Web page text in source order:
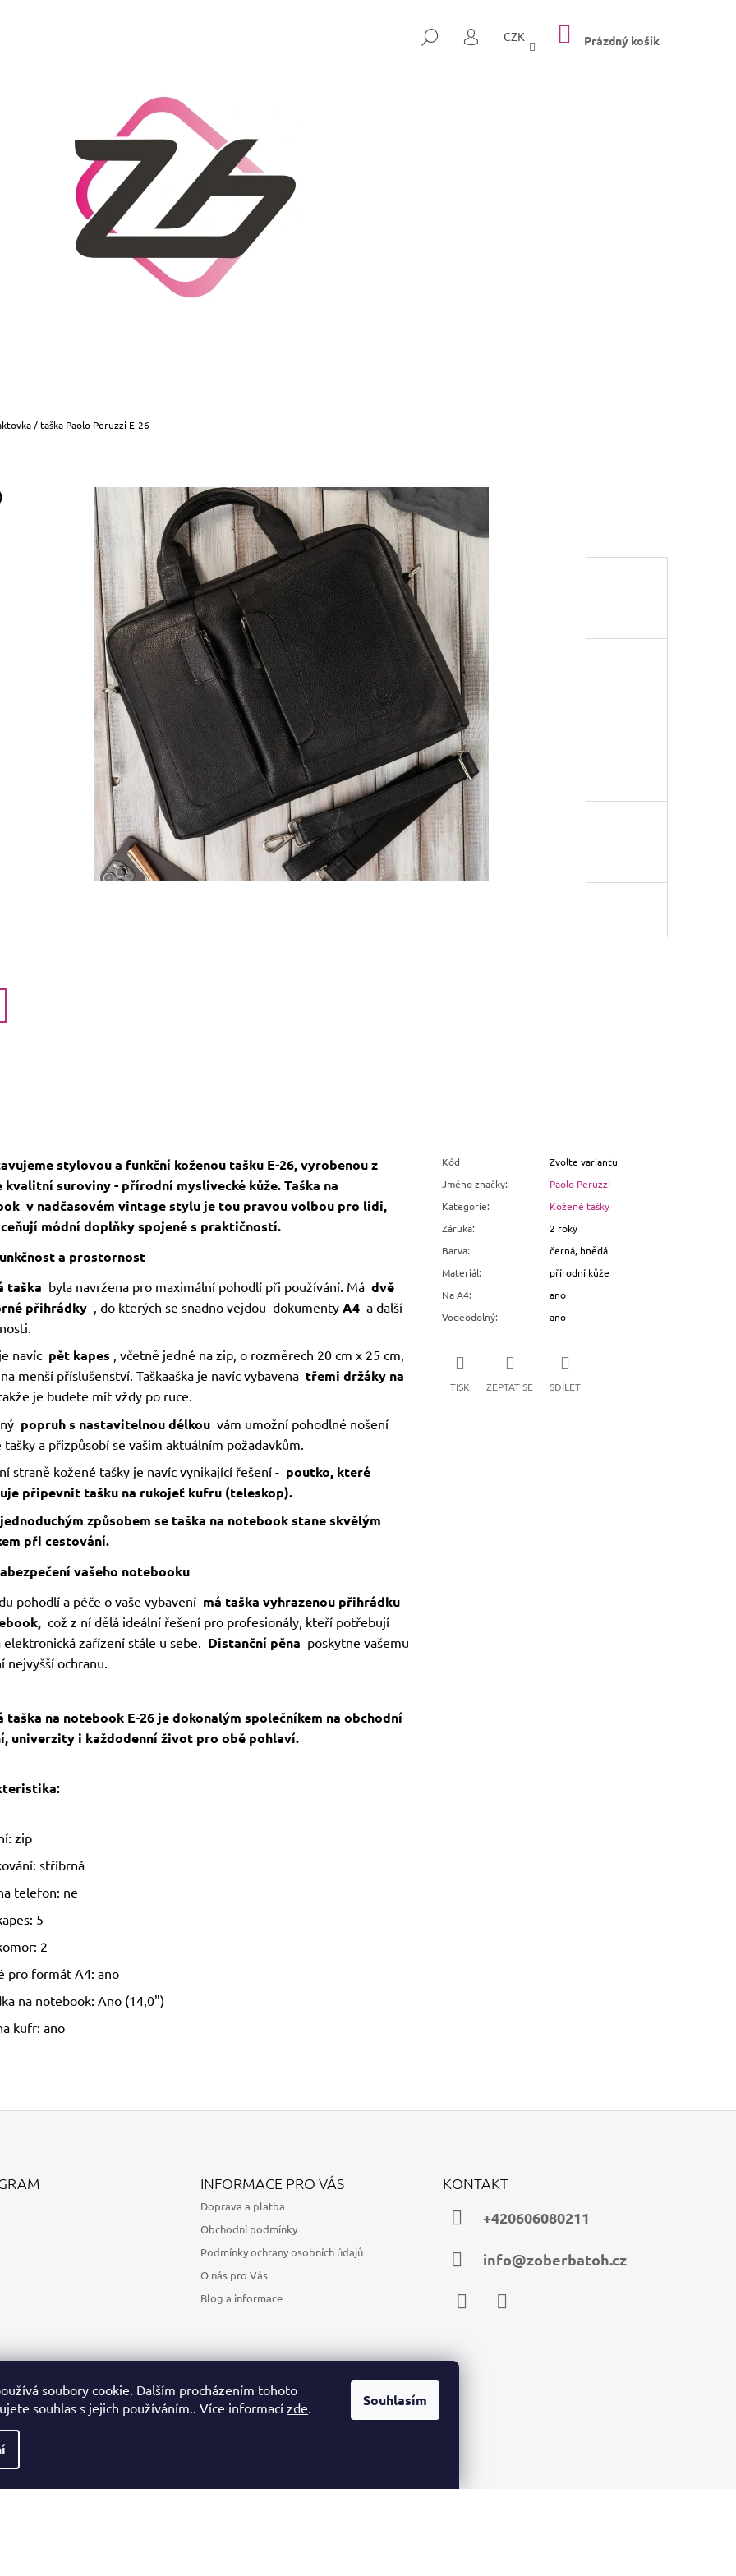
soubory cookie. Dalším procházením tohoto
souhlas s jejich používáním.. Více informací zde. Souhlasím
HLEDAT
PŘIHLÁŠENÍ
CZK NÁKUPNÍ
KOŠÍK
Prázdný košík
/ taška Paolo Peruzzi E-26
stylovou a funkční koženou tašku E-26, vyrobenou z
kvalitní suroviny - přírodní myslivecké kůže. Taška na
v nadčasovém vintage stylu je tou pravou volbou pro lidi,
módní doplňky spojené s praktičností.
a prostornost
taška byla navržena pro maximální pohodlí při používání. Má dvě
přihrádky, do kterých se snadno vejdou dokumenty A4a další
navíc pět kapes , včetně jedné na zip, o rozměrech 20 cm x 25 cm,
menší příslušenství. Taškaaška je navíc vybavena třemi držáky na
je budete mít vždy po ruce.
popruh s nastavitelnou délkouvám umožní pohodlné nošení
tašky a přizpůsobí se vašim aktuálním požadavkům.
straně kožené tašky je navíc vynikající řešení - poutko, které
připevnit tašku na rukojeť kufru (teleskop).
způsobem se taška na notebook stane skvělým
při cestování.
vašeho notebooku
pohodlí a péče o vaše vybavení má taška vyhrazenou přihrádku
což z ní dělá ideální řešení pro profesionály, kteří potřebují
elektronická zařízení stále u sebe. Distanční pěna poskytne vašemu
nejvyšší ochranu.
taška na notebook E-26 je dokonalým společníkem na obchodní
univerzity i každodenní život pro obě pohlaví.
zip
stříbrná
telefon: ne
5
2
pro formát A4: ano
na notebook: Ano (14,0")
kufr: ano
Kód
Zvolte variantu
Jméno značky:
Paolo Peruzzi
Kategorie:
Kožené tašky
Záruka:
2 roky
Barva:
černá, hnědá
Materiál:
přírodní kůže
Na A4:
ano
Voděodolný: ano
TISK ZEPTAT SE SDÍLET
HLEDAT
DOPORUČUJEME
Sledovat na Instagramu
INFORMACE PRO VÁS
Doprava a platba
Obchodní podmínky
Podmínky ochrany osobních údajů
O nás pro Vás
Blog a informace
KONTAKT
+420606080211
info@zoberbatoh.cz